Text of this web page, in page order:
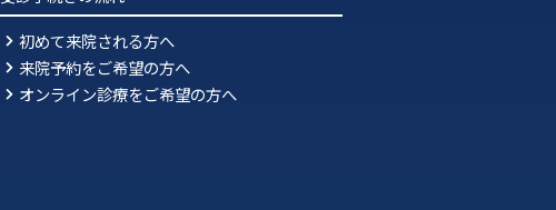
2020年8月
2020年7月
2020年6月
初めて来院される方へ
来院予約をご希望の方へ
オンライン診療をご希望の方へ